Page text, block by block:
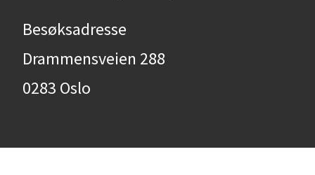
Besøksadresse
Drammensveien 288
0283 Oslo